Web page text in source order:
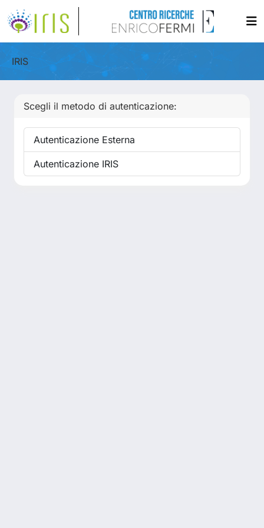
IRIS
Scegli il metodo di autenticazione:
Autenticazione Esterna
Autenticazione IRIS